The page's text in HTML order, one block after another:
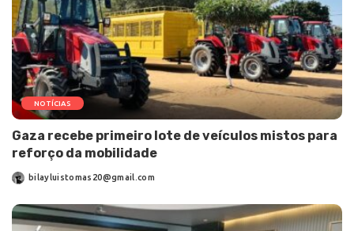
NOTÍCIAS
Gaza recebe primeiro lote de veículos mistos para
reforço da mobilidade
bilayluistomas20@gmail.com